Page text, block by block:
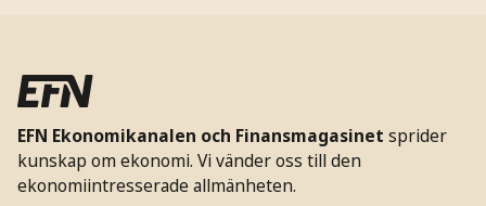
EFN Ekonomikanalen och Finansmagasinet sprider
kunskap om ekonomi. Vi vänder oss till den
ekonomiintresserade allmänheten.